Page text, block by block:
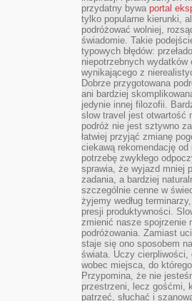
przydatny bywa portal
tylko popularne kierunki,
podróżować wolniej,
świadomie. Takie
typowych błędów:
niepotrzebnych wydatków
wynikającego z
Dobrze przygotowana
ani bardziej
jedynie innej filozofii.
slow travel jest otwartość
podróż nie jest sztywno
łatwiej przyjąć zmianę
ciekawą rekomendację
potrzebę zwykłego
sprawia, że wyjazd mniej
zadania, a bardziej
szczególnie cenne w
żyjemy według
presji produktywności.
zmienić nasze spojrzenie
podróżowania. Zamiast
staje się ono sposobem
świata. Uczy cierpliwości,
wobec miejsca, do
Przypomina, że nie
przestrzeni, lecz gośćmi,
patrzeć, słuchać i